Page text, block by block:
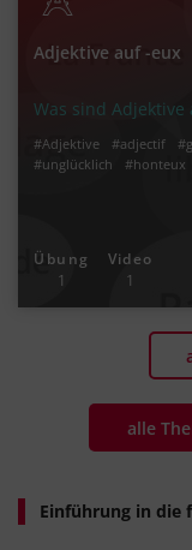
Adjektive auf -eux
Was sind Adjektive
#Adjektive #adjectif
#unglücklich
#honteux
Übung
1
Video
1
alle
Einführung in die